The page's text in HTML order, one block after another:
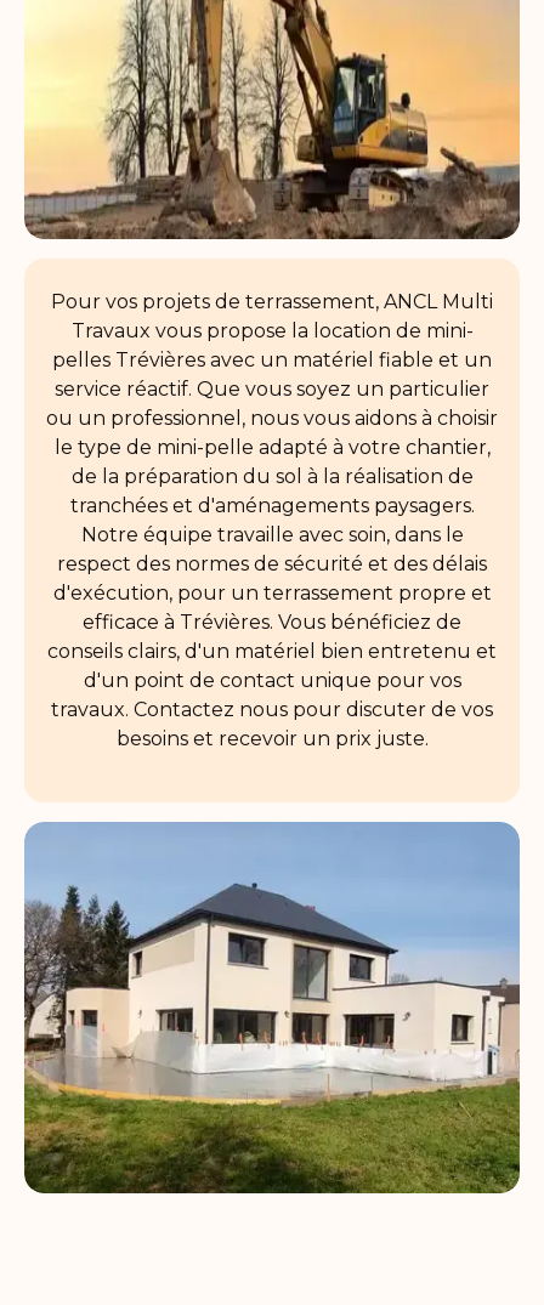
Pour vos projets de terrassement, ANCL Multi
Travaux vous propose la location de mini-
pelles Trévières avec un matériel fiable et un
service réactif. Que vous soyez un particulier
ou un professionnel, nous vous aidons à choisir
le type de mini-pelle adapté à votre chantier,
de la préparation du sol à la réalisation de
tranchées et d'aménagements paysagers.
Notre équipe travaille avec soin, dans le
respect des normes de sécurité et des délais
d'exécution, pour un terrassement propre et
efficace à Trévières. Vous bénéficiez de
conseils clairs, d'un matériel bien entretenu et
d'un point de contact unique pour vos
travaux. Contactez nous pour discuter de vos
besoins et recevoir un prix juste.